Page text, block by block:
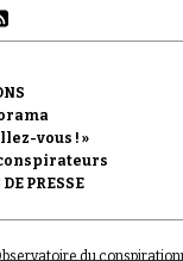
vous ! »
PRESSE
du